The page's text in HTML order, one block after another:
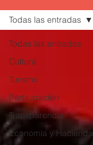
Todas las entradas
Cultura
Turismo
Participación
Transparencia
Economía y Hacienda
Todas las entradas